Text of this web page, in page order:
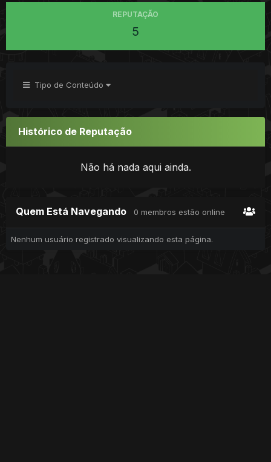
REPUTAÇÃO
5
Tipo de Conteúdo
Histórico de Reputação
Não há nada aqui ainda.
Quem Está Navegando 0 membros estão online
Nenhum usuário registrado visualizando esta página.